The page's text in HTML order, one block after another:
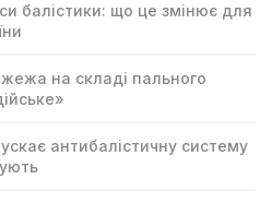
балістики: що це змінює для
на складі пального
антибалістичну систему